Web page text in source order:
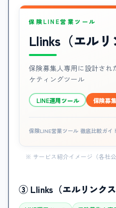
保険LINE営業ツール
Llinks（エルリ
保険募集人専用に設計され
ケティングツール
LINE運用ツール 保険募
保険LINE営業ツール 徹底比較ガイ
※ サービス紹介イメージ（各社
③ Llinks（エルリンクス